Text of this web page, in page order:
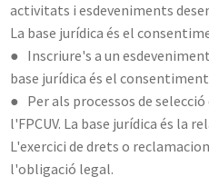
activitats i esdeveniments
La base jurídica és el
● Inscriure's a un
base jurídica és el
● Per als processos de
l'FPCUV. La base jurídica és la
L'exercici de drets o
l'obligació legal.